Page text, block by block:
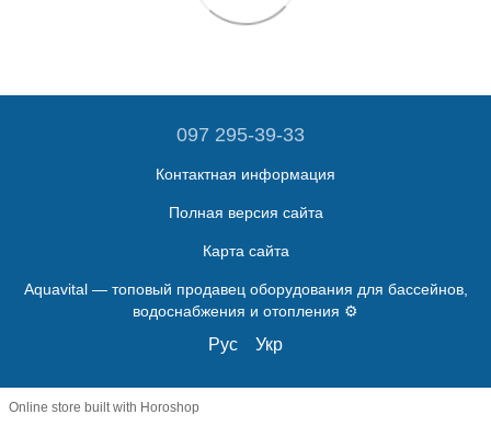
097 295-39-33
Контактная информация
Полная версия сайта
Карта сайта
Aquavital — топовый продавец оборудования для бассейнов,
водоснабжения и отопления ⚙️
Рус Укр
Online store built with Horoshop